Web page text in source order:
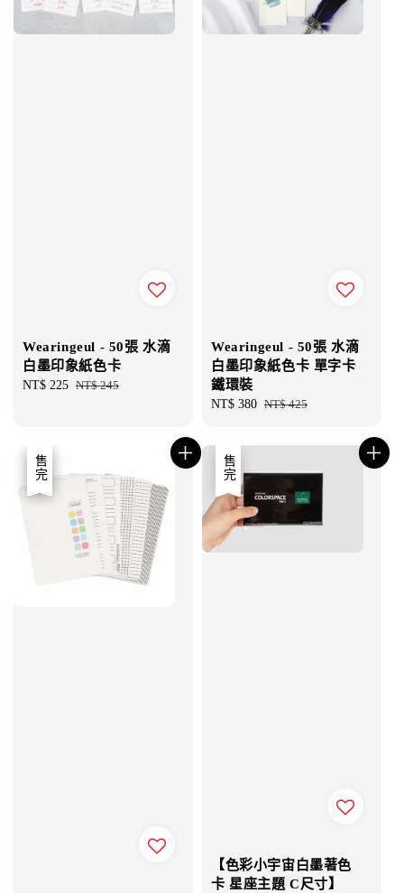
Wearingeul - 50張 水滴
白墨印象紙色卡
Sale
NT$ 225 Regular
NT$ 245
Wearingeul - 50張 水滴
白墨印象紙色卡 單字卡
鐵環裝
Sale
NT$ 380 Regular
NT$ 425
優惠
售完 售完
【色彩小宇宙白墨著色
卡 星座主題 C尺寸】